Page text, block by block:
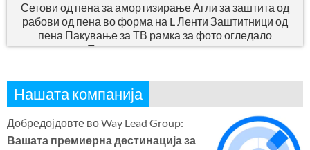
Сетови од пена за амортизирање Агли за заштита од
рабови од пена во форма на L Ленти Заштитници од
пена Пакување за ТВ рамка за фото огледало
Преместување и испорака
Нашата компанија
Добредојдовте во Way Lead Group:
Вашата премиерна дестинација за